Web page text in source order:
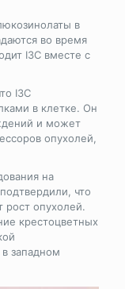
в
во время
I3C вместе с
I3C
в клетке. Он
и может
опухолей,
на
что
рост опухолей.
крестоцветных
западном